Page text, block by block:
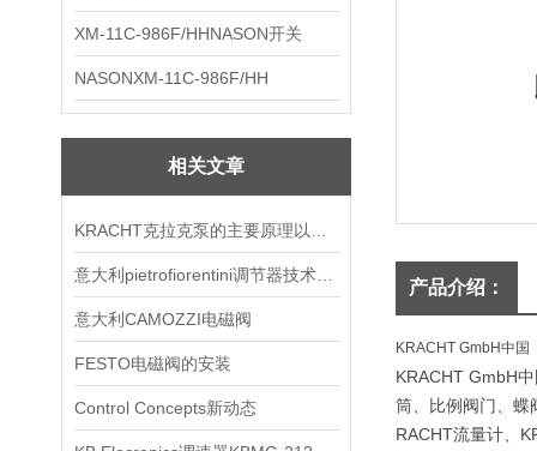
XM-11C-986F/HHNASON开关
NASONXM-11C-986F/HH
相关文章
意大利CAMOZZI电磁阀
FESTO电磁阀的安装
Control Concepts新动态
产品介绍：
KRACHT GmbH中国
KRACHT GmbH
筒、比例阀门、蝶
RACHT流量计、